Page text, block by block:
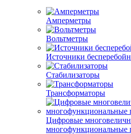
Амперметры
Вольтметры
Источники
Стабилизаторы
Трансформаторы
Цифровые
многофункциональные